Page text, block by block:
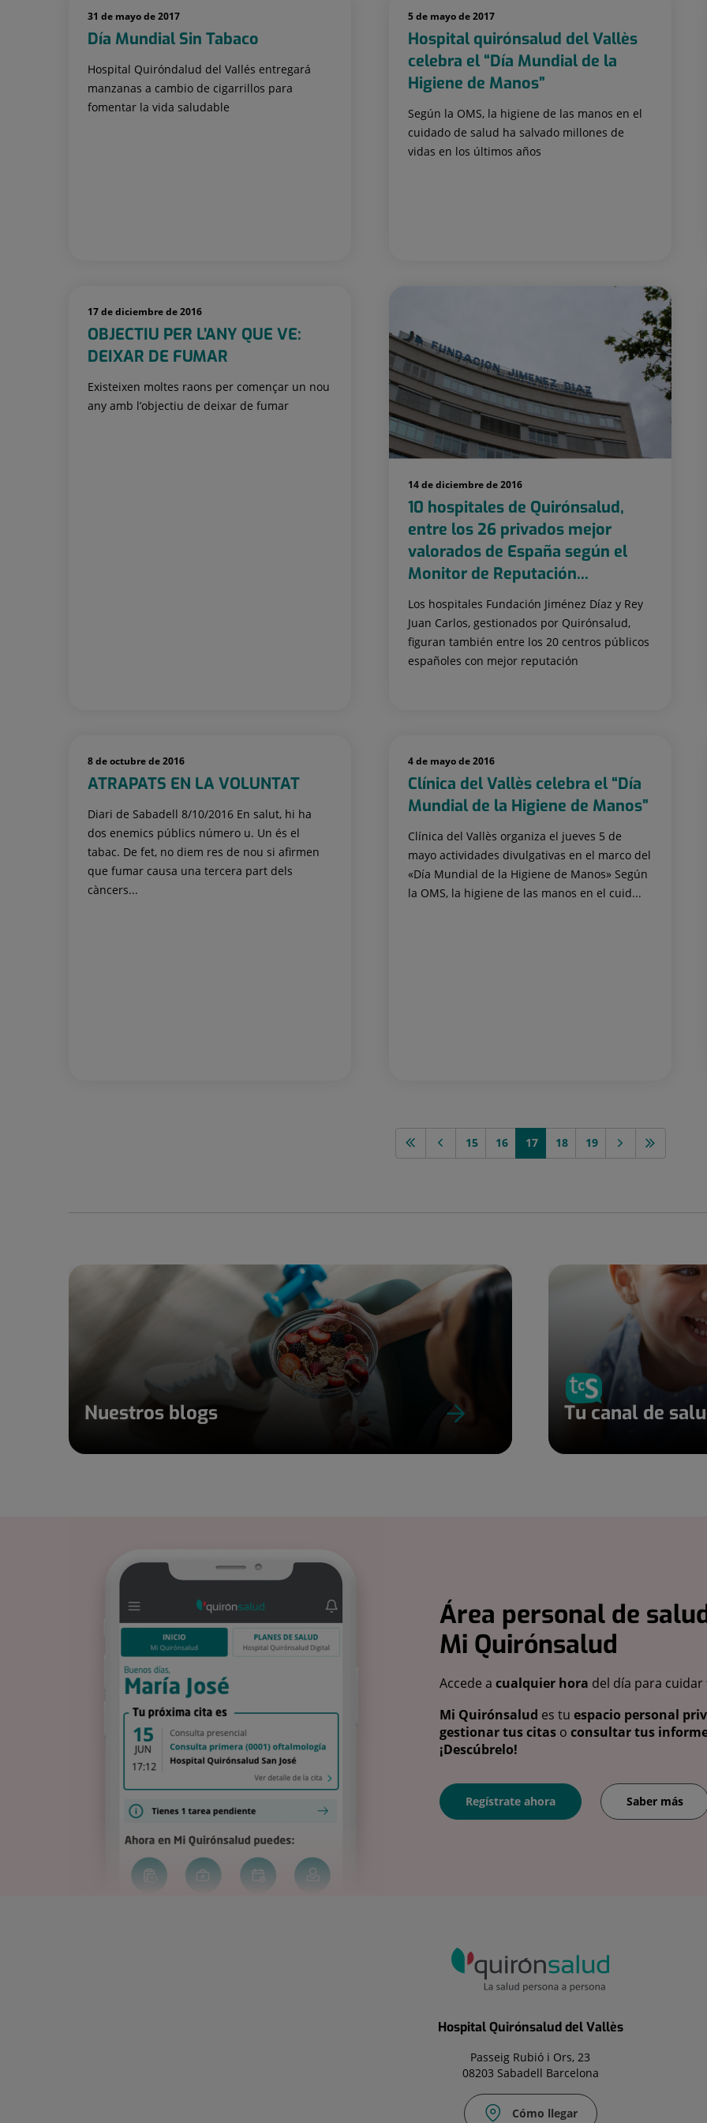
31 de mayo de 2017
Día Mundial Sin Tabaco
Hospital Quiróndalud del Vallés entregará
manzanas a cambio de cigarrillos para
fomentar la vida saludable
5 de mayo de 2017
Hospital quirónsalud del Vallès
celebra el “Día Mundial de la
Higiene de Manos”
Según la OMS, la higiene de las manos en el
cuidado de salud ha salvado millones de
vidas en los últimos años
17 de diciembre de 2016
OBJECTIU PER L’ANY QUE VE:
DEIXAR DE FUMAR
Existeixen moltes raons per començar un nou
any amb l’objectiu de deixar de fumar
14 de diciembre de 2016
10 hospitales de Quirónsalud,
entre los 26 privados mejor
valorados de España según el
Monitor de Reputación...
Los hospitales Fundación Jiménez Díaz y Rey
Juan Carlos, gestionados por Quirónsalud,
figuran también entre los 20 centros públicos
españoles con mejor reputación
8 de octubre de 2016
ATRAPATS EN LA VOLUNTAT
Diari de Sabadell 8/10/2016 En salut, hi ha
dos enemics públics número u. Un és el
tabac. De fet, no diem res de nou si afirmen
que fumar causa una tercera part dels
càncers...
4 de mayo de 2016
Clínica del Vallès celebra el “Día
Mundial de la Higiene de Manos”
Clínica del Vallès organiza el jueves 5 de
mayo actividades divulgativas en el marco del
«Día Mundial de la Higiene de Manos» Según
la OMS, la higiene de las manos en el cuid...
15 16 17 18 19
Nuestros blogs Tu canal de
Área personal de
Mi Quirónsalud
Accede a cualquier hora del día para cuidar
Mi Quirónsalud es tu espacio personal
gestionar tus citas o consultar tus
¡Descúbrelo!
Regístrate ahora Saber más
Hospital Quirónsalud del Vallès
Passeig Rubió i Ors, 23
08203 Sabadell Barcelona
Cómo llegar